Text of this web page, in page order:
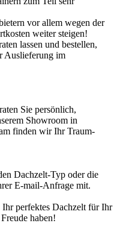
vor allem wegen der
weiter steigen!
lassen und bestellen,
Auslieferung im
Sie persönlich,
Showroom in
finden wir Ihr Traum-
Dachzelt-Typ oder die
E-mail-Anfrage mit.
perfektes Dachzelt für Ihr
haben!